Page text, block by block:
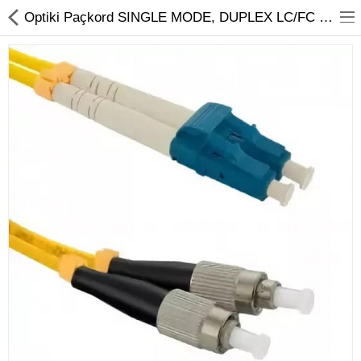
Kompýuter düzüjiler
Monitorlar
Kompýuter aksesuarlary
Optiki Paçkord SINGLE MODE, DUPLEX LC/FC 3M | Ýyndam Tehnika Dünýäsi